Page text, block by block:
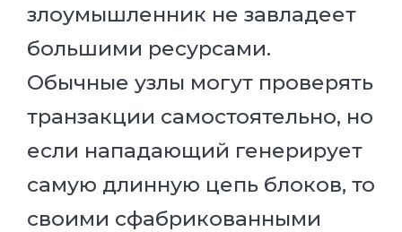
злоумышленник не завладеет
большими ресурсами.
Обычные узлы могут проверять
транзакции самостоятельно, но
если нападающий генерирует
самую длинную цепь блоков, то
своими сфабрикованными